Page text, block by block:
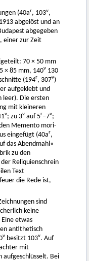
(40ar, 103v,
abgelöst und an
abgegeben
einer zur Zeit
70 × 50 mm
× 85 mm, 140v 130
(194r, 307v)
aufgeklebt und
leer). Die ersten
mit kleineren
v; zu 3v auf 5r–7v;
Memento mori-
eingefügt (40ar,
das Abendmahl«
zu den
der Reliquienschrein
Text
die Rede ist,
sind
keine
etwas
antithetisch
v besitzt 103v. Auf
mit
aufgeschlüsselt. Bei